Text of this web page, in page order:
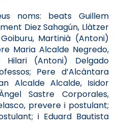
noms: beats Guillem
Diez Sahagún, Llàtzer
Martinià (Antoni)
Maria Alcalde Negredo,
Hilari (Antoni) Delgado
Pere d’Alcàntara
Alcalde Alcalde, Isidor
Sastre Corporales,
prevere i postulant;
i Eduard Bautista